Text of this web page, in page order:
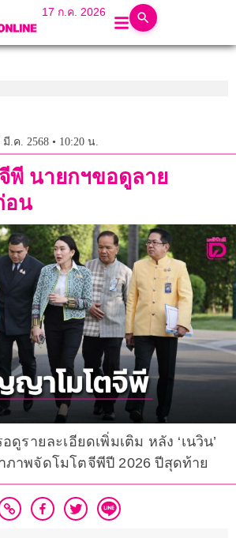
17 ก.ค. 2026
มี.ค. 2568 • 10:20 น.
นายกฯขอดูลาย
อน
รายละเอียดเพิ่มเติม หลัง ‘เนวิน’
ภาพจัดโมโตจีพีปี 2026 ปีสุดท้าย